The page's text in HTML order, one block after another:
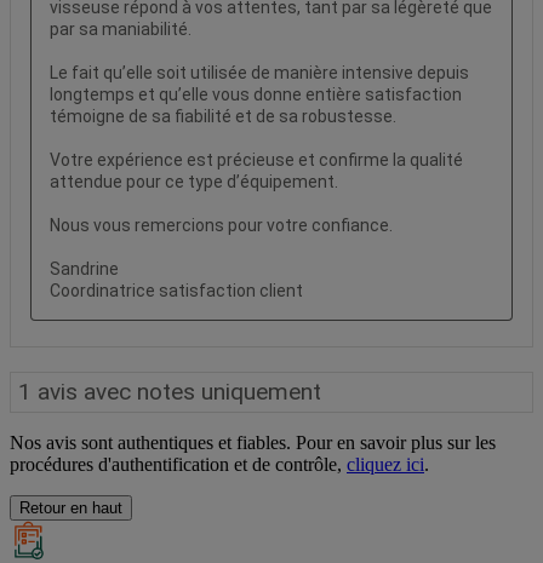
Nos avis sont authentiques et fiables. Pour en savoir plus sur les
procédures d'authentification et de contrôle, cliquez ici.
Retour en haut